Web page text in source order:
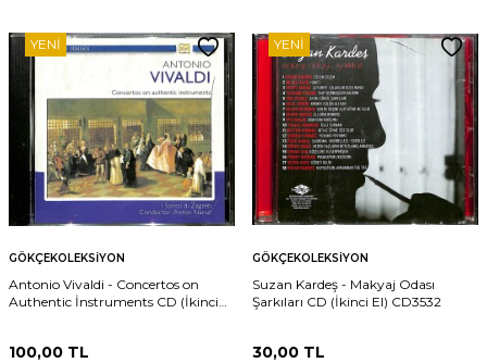
YENI
GÖKÇEKOLEKSIYON
Antonio Vivaldi - Concertos on
Authentic İnstruments CD (İkinci
100,00 TL
YENI
GÖKÇEKOLEKSIYON
Suzan Kardeş - Makyaj Odası
Şarkıları CD (İkinci El) CD3532
30,00 TL